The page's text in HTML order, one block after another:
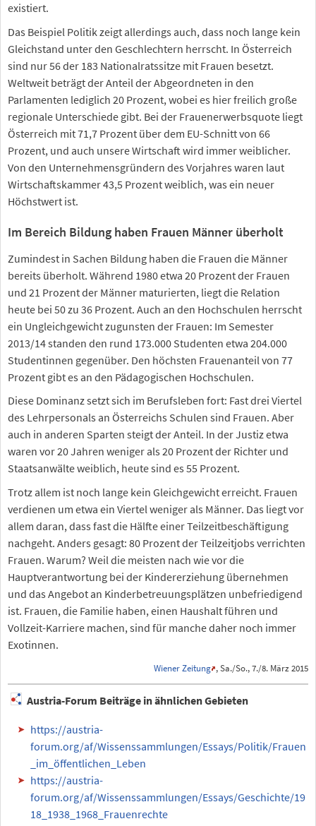
existiert.
Das Beispiel Politik zeigt allerdings auch, dass noch lange kein
Gleichstand unter den Geschlechtern herrscht. In Österreich
sind nur 56 der 183 Nationalratssitze mit Frauen besetzt.
Weltweit beträgt der Anteil der Abgeordneten in den
Parlamenten lediglich 20 Prozent, wobei es hier freilich große
regionale Unterschiede gibt. Bei der Frauenerwerbsquote liegt
Österreich mit 71,7 Prozent über dem EU-Schnitt von 66
Prozent, und auch unsere Wirtschaft wird immer weiblicher.
Von den Unternehmensgründern des Vorjahres waren laut
Wirtschaftskammer 43,5 Prozent weiblich, was ein neuer
Höchstwert ist.
Im Bereich Bildung haben Frauen Männer überholt
Zumindest in Sachen Bildung haben die Frauen die Männer
bereits überholt. Während 1980 etwa 20 Prozent der Frauen
und 21 Prozent der Männer maturierten, liegt die Relation
heute bei 50 zu 36 Prozent. Auch an den Hochschulen herrscht
ein Ungleichgewicht zugunsten der Frauen: Im Semester
2013/14 standen den rund 173.000 Studenten etwa 204.000
Studentinnen gegenüber. Den höchsten Frauenanteil von 77
Prozent gibt es an den Pädagogischen Hochschulen.
Diese Dominanz setzt sich im Berufsleben fort: Fast drei Viertel
des Lehrpersonals an Österreichs Schulen sind Frauen. Aber
auch in anderen Sparten steigt der Anteil. In der Justiz etwa
waren vor 20 Jahren weniger als 20 Prozent der Richter und
Staatsanwälte weiblich, heute sind es 55 Prozent.
Trotz allem ist noch lange kein Gleichgewicht erreicht. Frauen
verdienen um etwa ein Viertel weniger als Männer. Das liegt vor
allem daran, dass fast die Hälfte einer Teilzeitbeschäftigung
nachgeht. Anders gesagt: 80 Prozent der Teilzeitjobs verrichten
Frauen. Warum? Weil die meisten nach wie vor die
Hauptverantwortung bei der Kindererziehung übernehmen
und das Angebot an Kinderbetreuungsplätzen unbefriedigend
ist. Frauen, die Familie haben, einen Haushalt führen und
Vollzeit-Karriere machen, sind für manche daher noch immer
Exotinnen.
Wiener Zeitung , Sa./So., 7./8. März 2015
Austria-Forum Beiträge in ähnlichen Gebieten
https://austria-
forum.org/af/Wissenssammlungen/Essays/Politik/Frauen
_im_öffentlichen_Leben
https://austria-
forum.org/af/Wissenssammlungen/Essays/Geschichte/19
18_1938_1968_Frauenrechte